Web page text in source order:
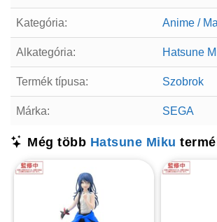
Kategória: Anime /
Alkategória: Hatsune
Termék típusa: Szobrok
Márka: SEGA
Még több Hatsune Miku